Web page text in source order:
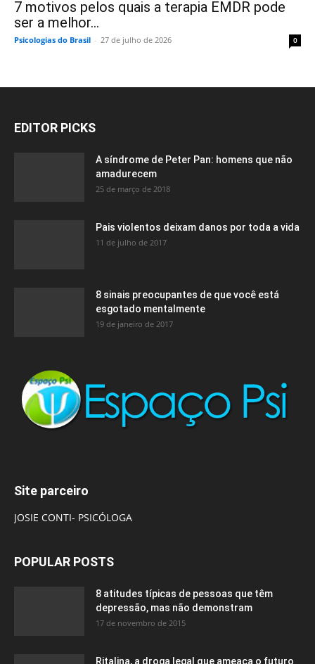
7 motivos pelos quais a terapia EMDR pode
ser a melhor...
Psicologias do Brasil - 27 de julho de 2026 0
EDITOR PICKS
A síndrome de Peter Pan: homens que não
amadurecem
25 de março de 2018
Pais violentos deixam danos por toda a vida
11 de julho de 2017
8 sinais preocupantes de que você está
esgotado mentalmente
19 de janeiro de 2017
Site parceiro
JOSIE CONTI- PSICÓLOGA
POPULAR POSTS
8 atitudes típicas de pessoas que têm
depressão, mas não demonstram
17 de novembro de 2015
Ritalina, a droga legal que ameaça o futuro